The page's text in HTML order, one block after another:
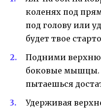
коленях под
под голову или
будет твое
Подними
боковые мышцы.
пытаешься
Удерживая